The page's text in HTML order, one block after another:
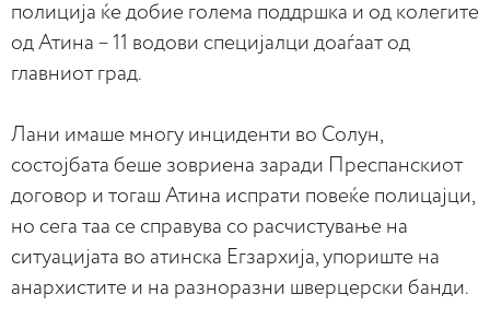
полиција ќе добие голема поддршка и од колегите
од Атина – 11 водови специјалци доаѓаат од
главниот град.
Лани имаше многу инциденти во Солун,
состојбата беше зовриена заради Преспанскиот
договор и тогаш Атина испрати повеќе полицајци,
но сега таа се справува со расчистување на
ситуацијата во атинска Егзархија, упориште на
анархистите и на разноразни шверцерски банди.